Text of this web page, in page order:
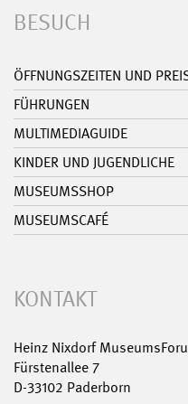
BESUCH
ÖFFNUNGSZEITEN UND
FÜHRUNGEN
MULTIMEDIAGUIDE
KINDER UND JUGENDLICHE
MUSEUMSSHOP
MUSEUMSCAFÉ
KONTAKT
Heinz Nixdorf
Fürstenallee 7
D-33102 Paderborn